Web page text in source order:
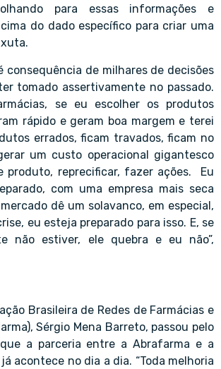
para essas informações e
do dado específico para criar uma
consequência de milhares de decisões
tomado assertivamente no passado.
se eu escolher os produtos
rápido e geram boa margem e terei
errados, ficam travados, ficam no
um custo operacional gigantesco
produto, reprecificar, fazer ações. Eu
com uma empresa mais seca
dê um solavanco, em especial,
eu esteja preparado para isso. E, se
não estiver, ele quebra e eu não”,
Brasileira de Redes de Farmácias e
Sérgio Mena Barreto, passou pelo
a parceria entre a Abrafarma e a
acontece no dia a dia. “Toda melhoria